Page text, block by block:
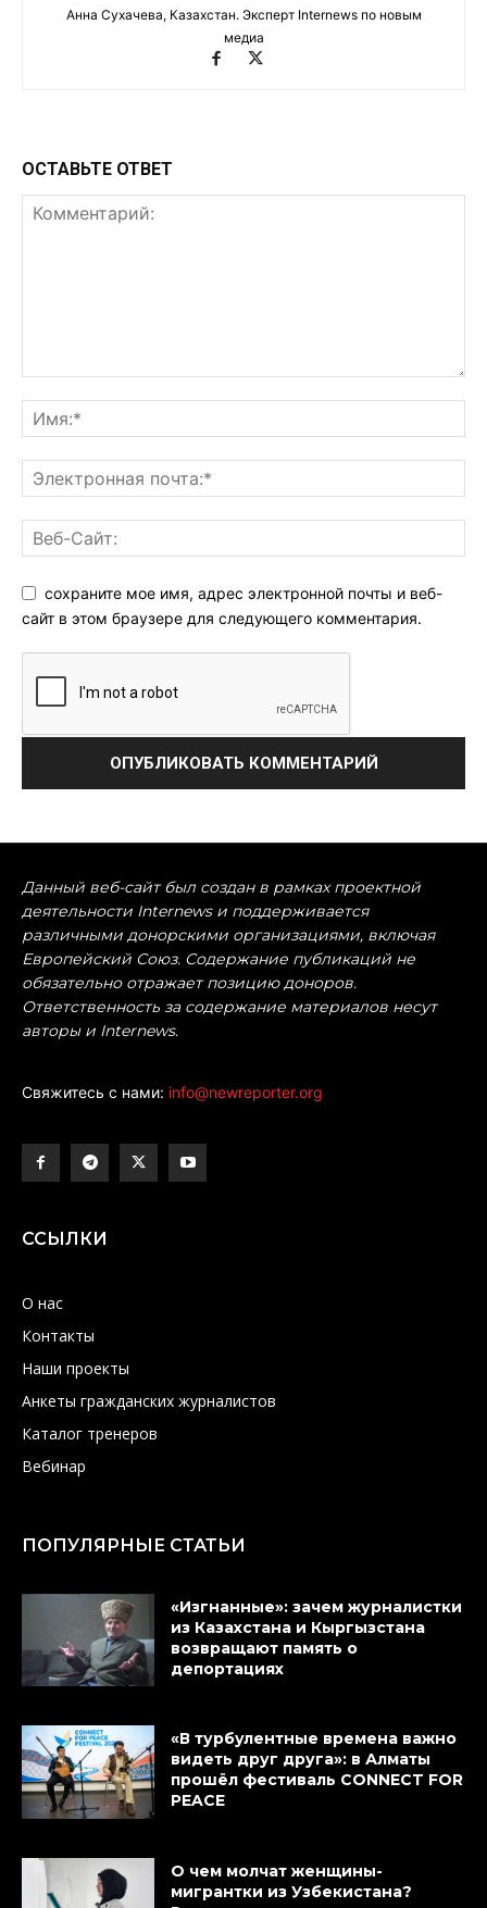
Анна Сухачева, Казахстан. Эксперт Internews по новым
медиа
ОСТАВЬТЕ ОТВЕТ
сохраните мое имя, адрес электронной почты и веб-
сайт в этом браузере для следующего комментария.
Данный веб-сайт был создан в рамках проектной
деятельности Internews и поддерживается
различными донорскими организациями, включая
Европейский Союз. Содержание публикаций не
обязательно отражает позицию доноров.
Ответственность за содержание материалов несут
авторы и Internews.
Свяжитесь с нами: info@newreporter.org
ССЫЛКИ
О нас
Контакты
Наши проекты
Анкеты гражданских журналистов
Каталог тренеров
Вебинар
ПОПУЛЯРНЫЕ СТАТЬИ
«Изгнанные»: зачем журналистки
из Казахстана и Кыргызстана
возвращают память о
депортациях
«В турбулентные времена важно
видеть друг друга»: в Алматы
прошёл фестиваль CONNECT FOR
PEACE
О чем молчат женщины-
мигрантки из Узбекистана?